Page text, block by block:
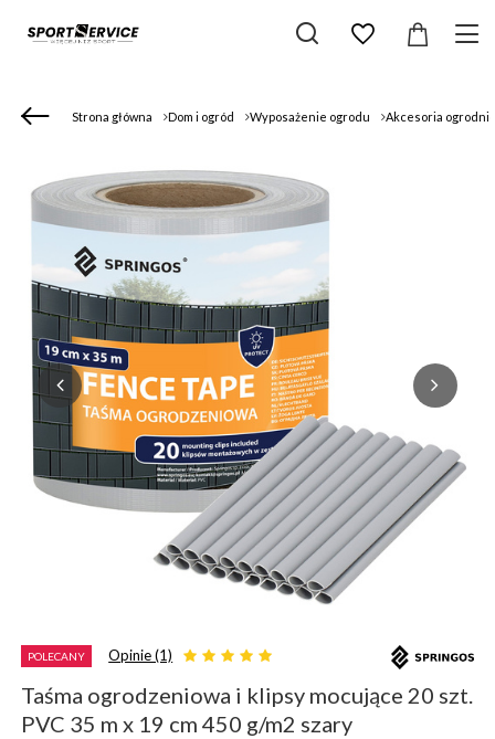
Strona główna Dom i ogród Wyposażenie ogrodu Akcesoria
POLECANY Opinie (1)
Taśma ogrodzeniowa i klipsy mocujące 20 szt.
PVC 35 m x 19 cm 450 g/m2 szary